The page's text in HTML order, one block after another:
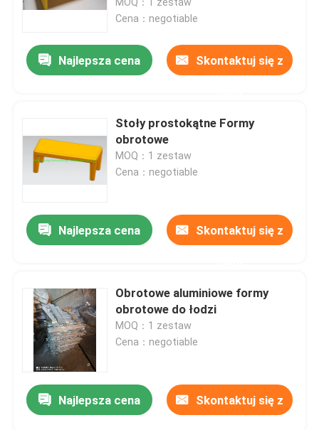
Dom
MOQ：1 zestaw
Cena：negotiable
Najlepsza cena Skontaktuj się z
Stoły prostokątne Formy
obrotowe
MOQ：1 zestaw
Cena：negotiable
Najlepsza cena Skontaktuj się z
Obrotowe aluminiowe formy
obrotowe do łodzi
MOQ：1 zestaw
Cena：negotiable
Najlepsza cena Skontaktuj się z